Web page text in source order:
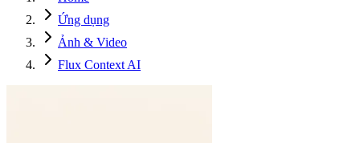
Ứng dụng
Ảnh & Video
Flux Context AI